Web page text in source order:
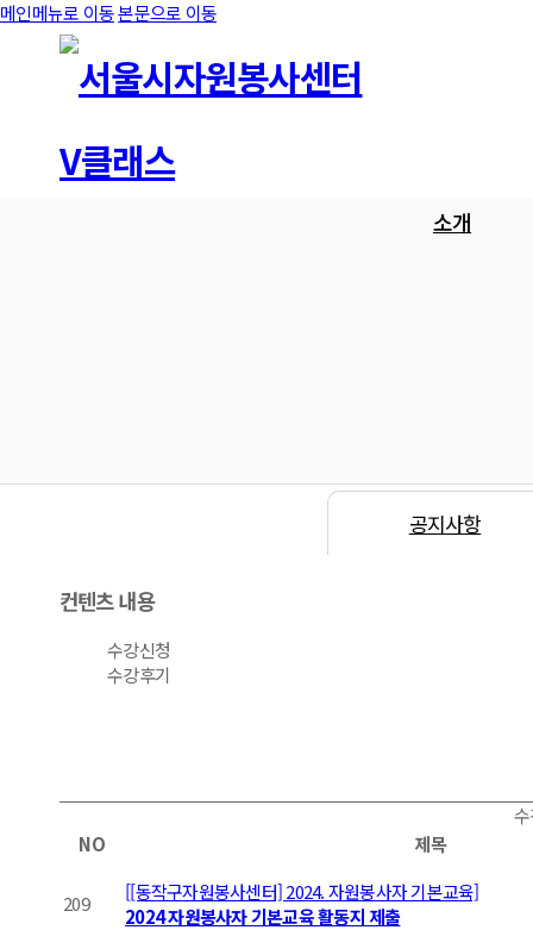
메인메뉴로 이동본문으로 이동
공지사항
컨텐츠 내용
수강신청
수강후기
NO
제목
209
[[동작구자원봉사센터] 2024. 자원봉사자 기본교육]
2024 자원봉사자 기본교육 활동지 제출
소개